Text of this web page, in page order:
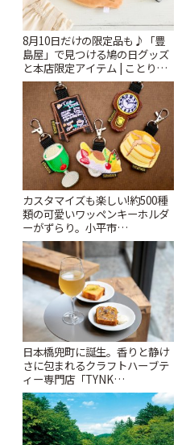
8月10日だけの限定品も♪「豊
島屋」で見つける鳩の日グッズ
と本店限定アイテム | ことりっ
ぷ
カスタマイズも楽しい!約500種
類の可愛いワッペンキーホルダ
ーがずらり。小平市
「Kimamaya T&K」 | ことりっ
ぷ
日本橋兜町に誕生。香りと静け
さに包まれるクラフトハーブテ
ィー専門店「TYNK
Kabutocho」 | ことりっぷ